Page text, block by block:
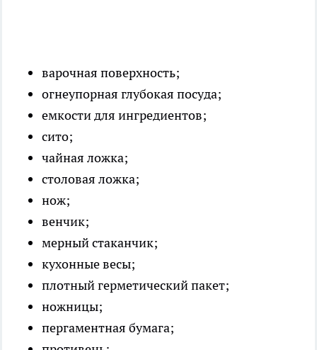
варочная поверхность;
огнеупорная глубокая посуда;
емкости для ингредиентов;
сито;
чайная ложка;
столовая ложка;
нож;
венчик;
мерный стаканчик;
кухонные весы;
плотный герметический пакет;
ножницы;
пергаментная бумага;